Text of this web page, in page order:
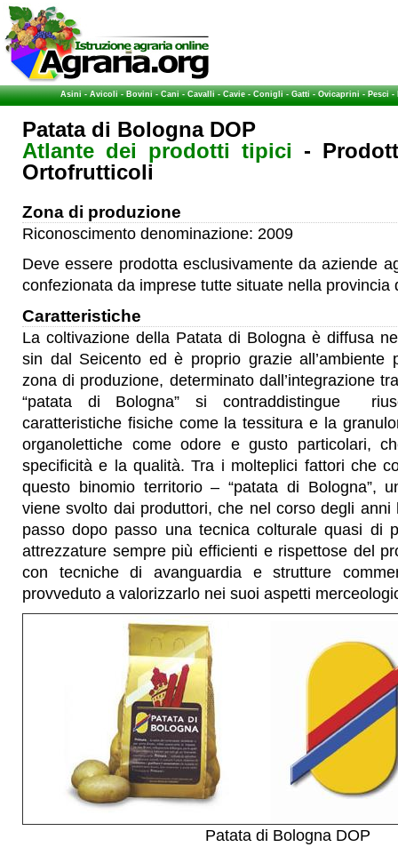
Asini-Avicoli-Bovini-Cani-Cavalli-Cavie-Conigli-Gatti-Ovicaprini-Pesci-
Patata di Bologna DOP
Atlante dei prodotti tipici -
Ortofrutticoli
Zona di produzione
Riconoscimento denominazione: 2009
Deve essere prodotta esclusivamente da aziende
confezionata da imprese tutte situate nella provincia
Caratteristiche
La coltivazione della Patata di Bologna è diffusa
sin dal Seicento ed è proprio grazie all’ambiente
zona di produzione, determinato dall’integrazione
“patata di Bologna” si contraddistingue
caratteristiche fisiche come la tessitura e la
organolettiche come odore e gusto particolari,
specificità e la qualità. Tra i molteplici fattori che
questo binomio territorio – “patata di Bologna”,
viene svolto dai produttori, che nel corso degli anni
passo dopo passo una tecnica colturale quasi di
attrezzature sempre più efficienti e rispettose del
con tecniche di avanguardia e strutture
provveduto a valorizzarlo nei suoi aspetti
Patata di Bologna DOP